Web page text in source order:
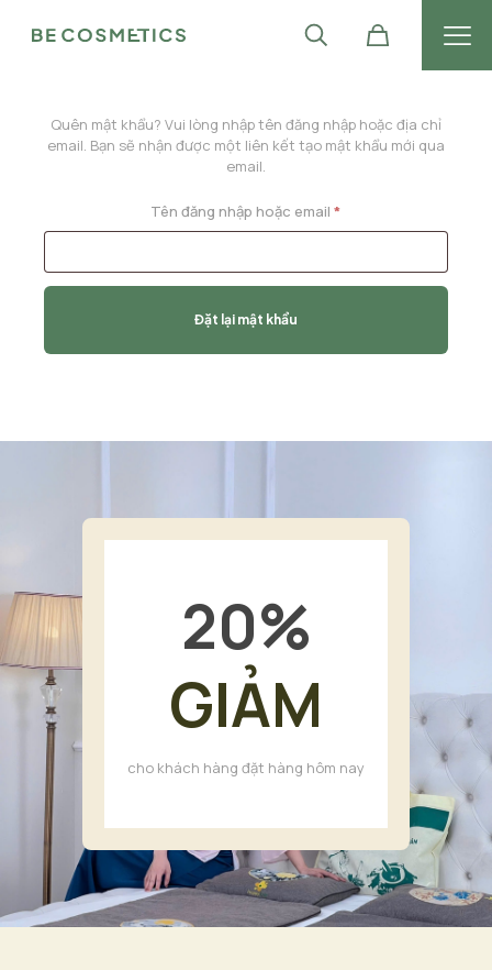
Quên mật khẩu? Vui lòng nhập tên đăng nhập hoặc địa chỉ
email. Bạn sẽ nhận được một liên kết tạo mật khẩu mới qua
email.
Tên đăng nhập hoặc email*Bắt
buộc
Đặt lại mật khẩu
20%
GIẢM
cho khách hàng đặt hàng hôm nay